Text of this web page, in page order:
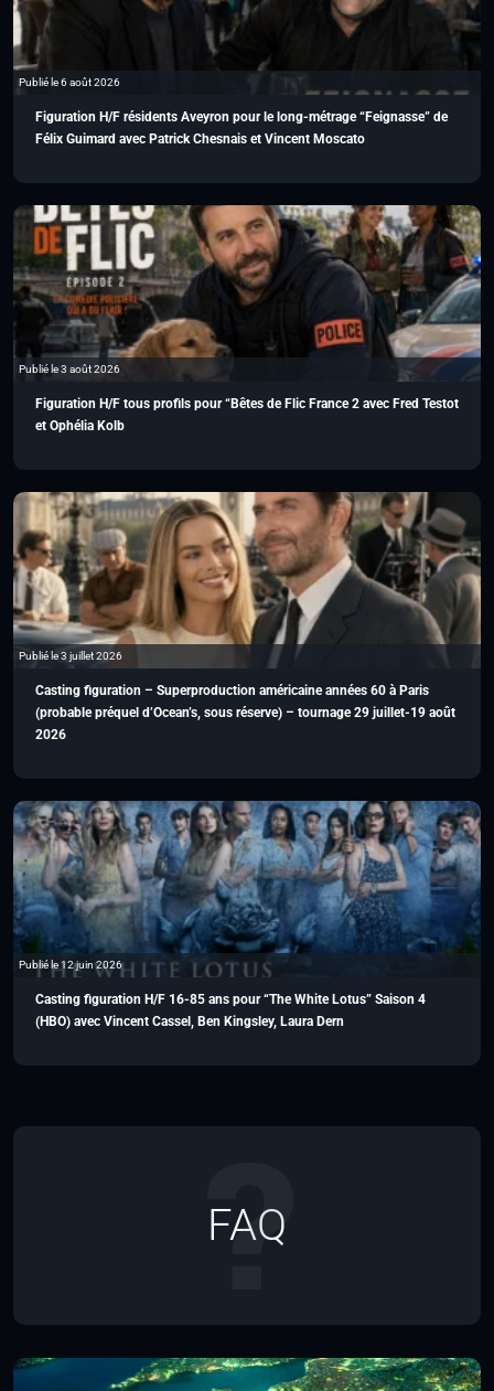
Publié le 6 août 2026
Figuration H/F résidents Aveyron pour le long-métrage “Feignasse” de
Félix Guimard avec Patrick Chesnais et Vincent Moscato
Publié le 3 août 2026
Figuration H/F tous profils pour “Bêtes de Flic France 2 avec Fred Testot
et Ophélia Kolb
Publié le 3 juillet 2026
Casting figuration – Superproduction américaine années 60 à Paris
(probable préquel d’Ocean’s, sous réserve) – tournage 29 juillet-19 août
2026
Publié le 12 juin 2026
Casting figuration H/F 16-85 ans pour “The White Lotus” Saison 4
(HBO) avec Vincent Cassel, Ben Kingsley, Laura Dern
FAQ